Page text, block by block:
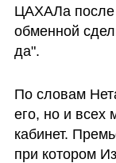
ЦАХАЛа после
обменной
да".
По словам
его, но и всех
кабинет.
при котором